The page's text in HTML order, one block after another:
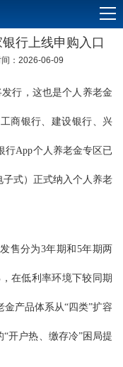
行上线申购入口
：2026-06-09
行，这也是个人养老金
商银行、建设银行、兴
行App个人养老金专区已
子式）正式纳入个人养老
售分为3年期和5年期两
在低利率环境下较同期
产品体系从“四类”扩容
开户热、缴存冷”困局提